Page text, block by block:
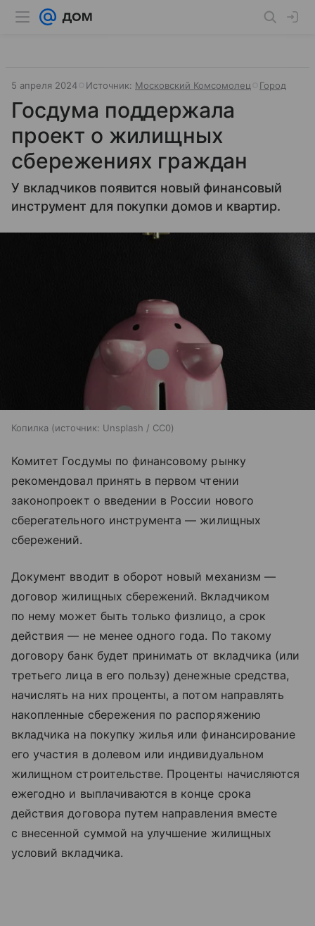
5 апреля 2024 Источник: Московский Комсомолец Город
Госдума поддержала
проект о жилищных
сбережениях граждан
У вкладчиков появится новый финансовый
инструмент для покупки домов и квартир.
Копилка источник: Unsplash / CC0
Комитет Госдумы по финансовому рынку
рекомендовал принять в первом чтении
законопроект о введении в России нового
сберегательного инструмента — жилищных
сбережений.
Документ вводит в оборот новый механизм —
договор жилищных сбережений. Вкладчиком
по нему может быть только физлицо, а срок
действия — не менее одного года. По такому
договору банк будет принимать от вкладчика (или
третьего лица в его пользу) денежные средства,
начислять на них проценты, а потом направлять
накопленные сбережения по распоряжению
вкладчика на покупку жилья или финансирование
его участия в долевом или индивидуальном
жилищном строительстве. Проценты начисляются
ежегодно и выплачиваются в конце срока
действия договора путем направления вместе
с внесенной суммой на улучшение жилищных
условий вкладчика.